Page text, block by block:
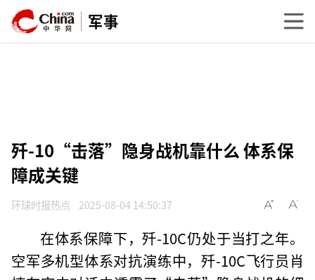
军事
歼-10“击落”隐身战机靠什么 体系保
障成关键
环球时报热点 2025-08-04 14:50:37
在体系保障下，歼-10C仍处于当打之年。
空军多机型体系对抗演练中，歼-10C飞行员肖